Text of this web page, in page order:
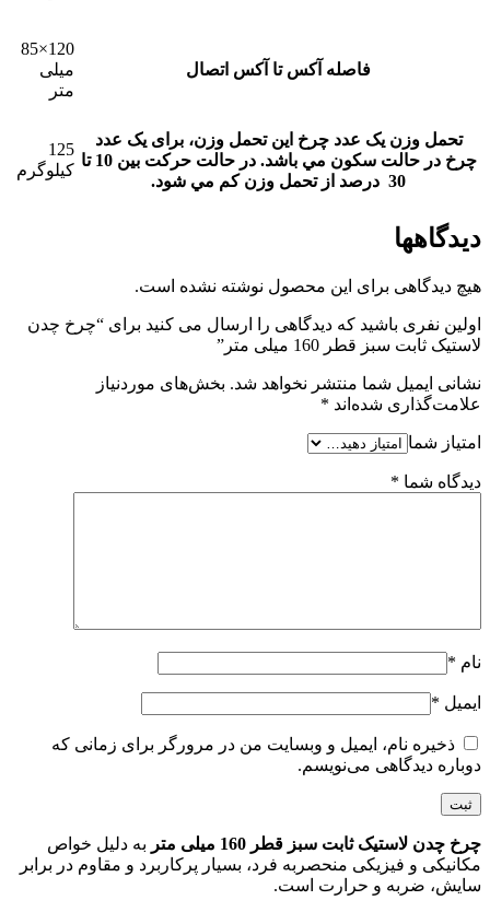
فاصله آکس تا آکس اتصال
120×85
میلی
متر
تحمل وزن یک عدد چرخ این تحمل وزن، برای يک عدد
چرخ در حالت سکون مي باشد. در حالت حرکت بين 10 تا
30 درصد از تحمل وزن کم مي شود.
125
کیلوگرم
دیدگاهها
هیچ دیدگاهی برای این محصول نوشته نشده است.
اولین نفری باشید که دیدگاهی را ارسال می کنید برای “چرخ چدن
لاستیک ثابت سبز قطر 160 میلی متر”
نشانی ایمیل شما منتشر نخواهد شد. بخش‌های موردنیاز
علامت‌گذاری شده‌اند *
امتیاز شما
دیدگاه شما *
نام *
ایمیل *
ذخیره نام، ایمیل و وبسایت من در مرورگر برای زمانی که
دوباره دیدگاهی می‌نویسم.
چرخ چدن لاستیک ثابت سبز قطر 160 میلی متر
به دلیل خواص
مکانیکی و فیزیکی منحصربه فرد، بسیار پرکاربرد و مقاوم در برابر
سایش، ضربه و حرارت است.